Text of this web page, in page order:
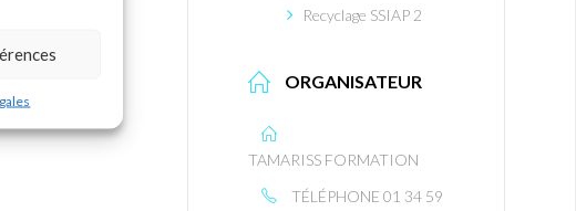
Recyclage SSIAP 2
ORGANISATEUR
TAMARISS FORMATION
TÉLÉPHONE 01 34 59